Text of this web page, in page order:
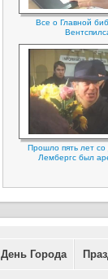
Все о Главной
Прошло пять лет со
Лембергс был
День Города